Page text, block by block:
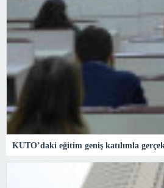
KUTO’daki eğitim geniş katılımla